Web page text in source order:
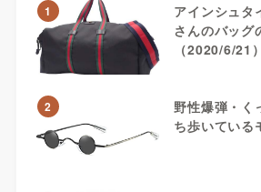
1
アインシュタ
さんのバッグ
（2020/6/21）
2
野性爆弾・く
ち歩いている